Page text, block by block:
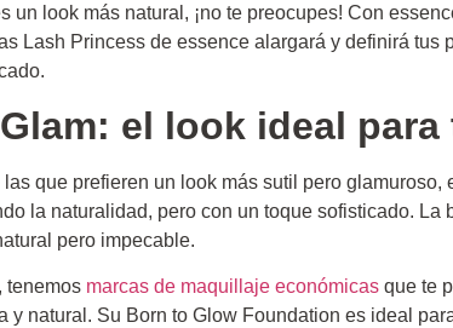
un look más natural, ¡no te preocupes! Con
Lash Princess de essence alargará y definirá
el look ideal
las que prefieren un look más sutil pero
la naturalidad, pero con un toque sofisticado.
pero impecable.
tenemos marcas de maquillaje económicas que te
y natural. Su Born to Glow Foundation es ideal